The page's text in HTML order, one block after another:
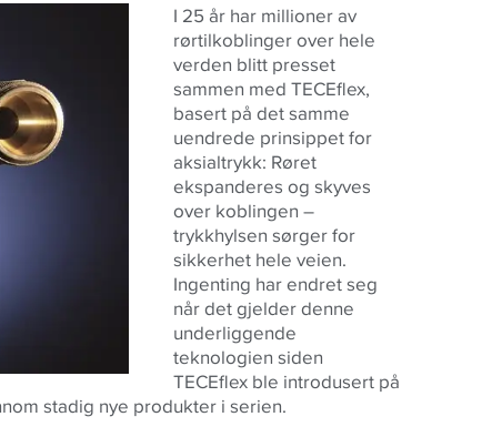
I 25 år har millioner av
rørtilkoblinger over hele
verden blitt presset
sammen med TECEflex,
basert på det samme
uendrede prinsippet for
aksialtrykk: Røret
ekspanderes og skyves
over koblingen –
trykkhylsen sørger for
sikkerhet hele veien.
Ingenting har endret seg
når det gjelder denne
underliggende
teknologien siden
TECEflex ble introdusert på
stadig nye produkter i serien.